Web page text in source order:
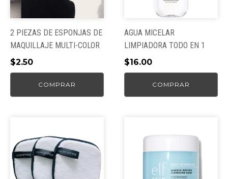
2 PIEZAS DE ESPONJAS DE
MAQUILLAJE MULTI-COLOR
$2.50
COMPRAR
AGUA MICELAR
LIMPIADORA TODO EN 1
$16.00
COMPRAR
producto
tiene
múltiples
variantes.